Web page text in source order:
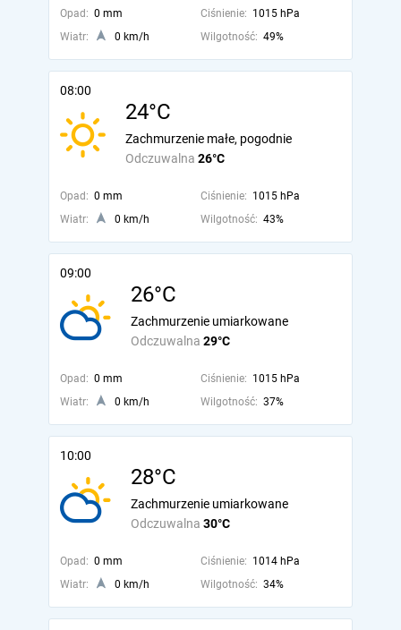
Opad: 0 mm Ciśnienie: 1015 hPa
Wiatr:
0 km/h Wilgotność: 49%
08:00
24°C
Odczuwalna 26°C
Zachmurzenie małe, pogodnie
Opad: 0 mm Ciśnienie: 1015 hPa
Wiatr:
0 km/h Wilgotność: 43%
09:00
26°C
Odczuwalna 29°C
Zachmurzenie umiarkowane
Opad: 0 mm Ciśnienie: 1015 hPa
Wiatr:
0 km/h Wilgotność: 37%
10:00
28°C
Odczuwalna 30°C
Zachmurzenie umiarkowane
Opad: 0 mm Ciśnienie: 1014 hPa
Wiatr:
0 km/h Wilgotność: 34%